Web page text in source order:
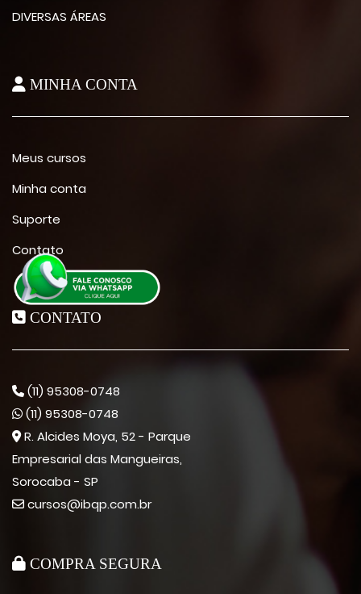
DIVERSAS ÁREAS
MINHA CONTA
Meus cursos
Minha conta
Suporte
Contato
CONTATO
(11) 95308-0748
(11) 95308-0748
R. Alcides Moya, 52 - Parque
Empresarial das Mangueiras,
Sorocaba - SP
cursos@ibqp.com.br
COMPRA SEGURA